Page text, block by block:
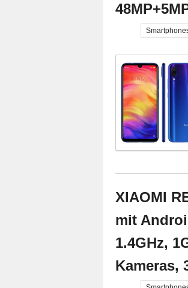
XIAOMI
mit
1.4GHz,
Kameras,